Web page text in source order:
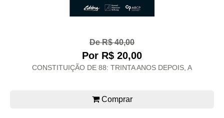
De R$ 40,00
Por R$ 20,00
CONSTITUIÇÃO DE 88: TRINTA ANOS DEPOIS, A
Comprar